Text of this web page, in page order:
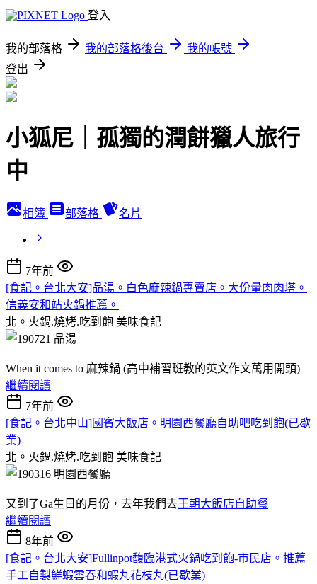
登入
我的部落格 我的部落格後台
我的帳號
登出
小狐尼｜孤獨的潤餅獵人旅行
中
相簿 部落格 名片
7年前
[食記。台北大安]品湯。白色麻辣鍋專賣店。大份量肉肉塔。
信義安和站火鍋推薦。
北。火鍋.燒烤.吃到飽 美味食記
When it comes to 麻辣鍋 (高中補習班教的英文作文萬用開頭)
繼續閱讀
7年前
[食記。台北中山]國賓大飯店。明園西餐廳自助吧吃到飽(已歇
業)
北。火鍋.燒烤.吃到飽 美味食記
又到了Ga生日的月份，去年我們去王朝大飯店自助餐
繼續閱讀
8年前
[食記。台北大安]Fullinpot馥臨港式火鍋吃到飽-市民店。推薦
手工自製鮮蝦雲吞和蝦丸花枝丸(已歇業)